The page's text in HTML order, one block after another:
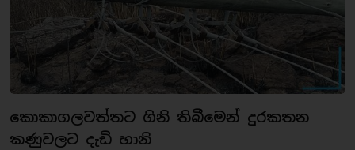
කොකාගලවත්තට ගිනි තිබීමෙන් දුරකතන
කණුවලට දැඩි හානි